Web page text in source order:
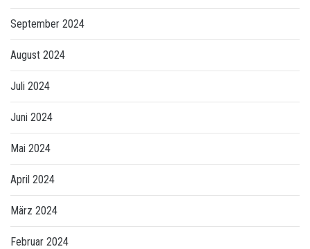
September 2024
August 2024
Juli 2024
Juni 2024
Mai 2024
April 2024
März 2024
Februar 2024